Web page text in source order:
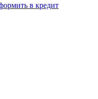
в кредит